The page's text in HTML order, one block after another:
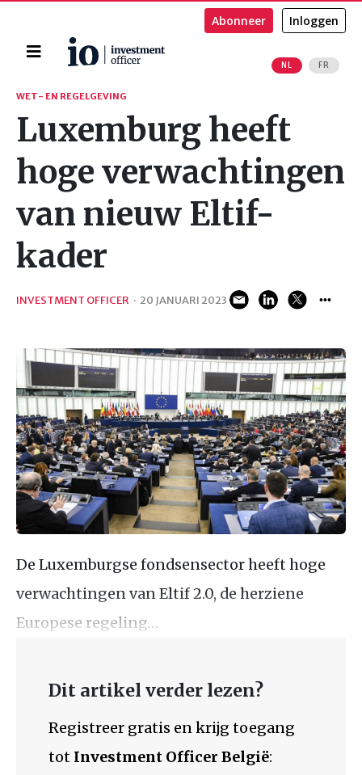
Home
NL FR
Abonneer Inloggen
Zoeken
WET- EN REGELGEVING
Luxemburg heeft
hoge verwachtingen
van nieuw Eltif-
kader
INVESTMENT OFFICER · 20 JANUARI 2023
De Luxemburgse fondsensector heeft hoge
verwachtingen van Eltif 2.0, de herziene
Europese regeling…
Dit artikel verder lezen?
Registreer gratis en krijg toegang
tot Investment Officer België: